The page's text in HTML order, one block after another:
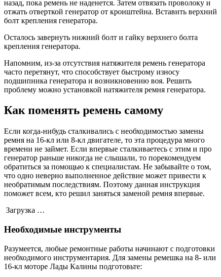
назад, пока ремень не наденется. Затем отвязать проволоку и
отжать отверткой генератор от кронштейна. Вставить верхний
болт крепления генератора.
Осталось завернуть нижний болт и гайку верхнего болта
крепления генератора.
Напомним, из-за отсутствия натяжителя ремень генератора
часто перетянут, что способствует быстрому износу
подшипника генератора и возникновению воя. Решить
проблему можно установкой натяжителя ремня генератора.
Как поменять ремень самому
Если когда-нибудь сталкивались с необходимостью замены
ремня на 16-кл или 8-кл двигателе, то эта процедура много
времени не займет. Если впервые сталкиваетесь с этим и про
генератор раньше никогда не слышали, то порекомендуем
обратиться за помощью к специалистам. Не забывайте о том,
что одно неверно выполненное действие может привести к
необратимым последствиям. Поэтому данная инструкция
поможет всем, кто решил заняться заменой ремня впервые.
Загрузка …
Необходимые инструменты
Разумеется, любые ремонтные работы начинают с подготовки
необходимого инструментария. Для замены ремешка на 8- или
16-кл моторе Лады Калины подготовьте: